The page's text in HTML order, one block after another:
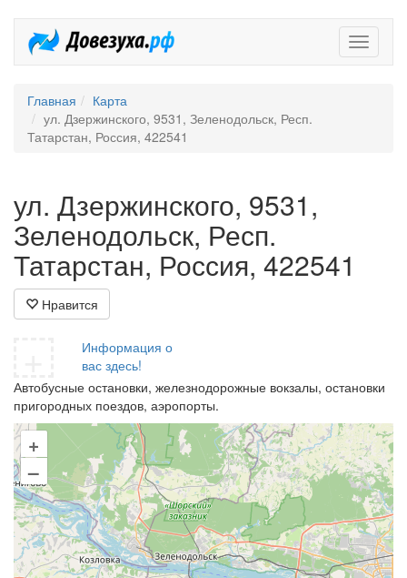
Главная
Карта
ул. Дзержинского, 9531, Зеленодольск, Респ.
Татарстан, Россия, 422541
ул. Дзержинского, 9531,
Зеленодольск, Респ.
Татарстан, Россия, 422541
Нравится
Информация о
вас здесь!
Автобусные остановки, железнодорожные вокзалы, остановки
пригородных поездов, аэропорты.
+
–